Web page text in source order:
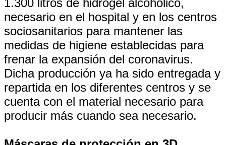
1.300 litros de hidrogel alcohólico,
necesario en el hospital y en los centros
sociosanitarios para mantener las
medidas de higiene establecidas para
frenar la expansión del coronavirus.
Dicha producción ya ha sido entregada y
repartida en los diferentes centros y se
cuenta con el material necesario para
producir más cuando sea necesario.